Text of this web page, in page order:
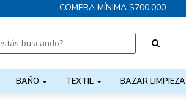
COMPRA MÍNIMA $700.000
BAÑO TEXTIL BAZAR LIMPIEZA